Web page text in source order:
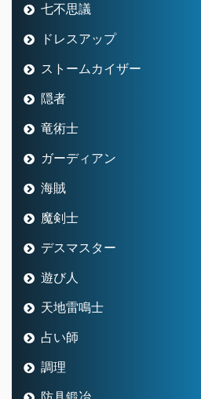
七不思議
ドレスアップ
ストームカイザー
隠者
竜術士
ガーディアン
海賊
魔剣士
デスマスター
遊び人
天地雷鳴士
占い師
調理